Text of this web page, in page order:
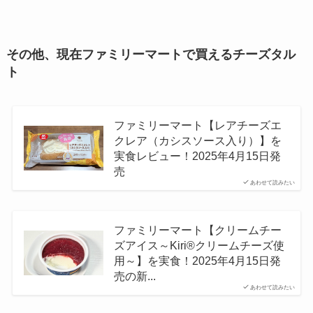
その他、現在ファミリーマートで買えるチーズタル
ト
あわせて読みたい
ファミリーマート【レアチーズエ
クレア（カシスソース入り）】を
実食レビュー！2025年4月15日発
売
あわせて読みたい
ファミリーマート【クリームチー
ズアイス～Kiri®クリームチーズ使
用～】を実食！2025年4月15日発
売の新...